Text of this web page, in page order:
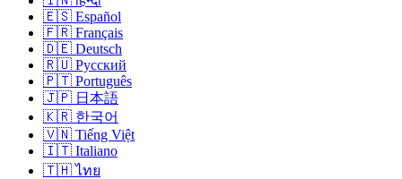
🇪🇸 Español
🇫🇷 Français
🇩🇪 Deutsch
🇷🇺 Русский
🇵🇹 Português
🇯🇵 日本語
🇰🇷 한국어
🇻🇳 Tiếng Việt
🇮🇹 Italiano
🇹🇭 ไทย